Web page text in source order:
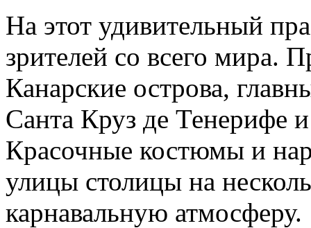
На этот удивительный
зрителей со всего мира.
Канарские острова,
Санта Круз де Тенерифе
Красочные костюмы и
улицы столицы на
карнавальную атмосферу.